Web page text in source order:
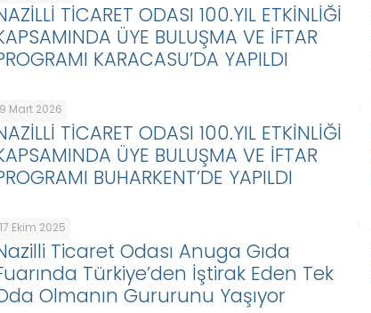
TİCARET ODASI 100.YIL ETKİNLİĞİ
ÜYE BULUŞMA VE İFTAR
KARACASU’DA YAPILDI
9 Mart 2026
TİCARET ODASI 100.YIL ETKİNLİĞİ
ÜYE BULUŞMA VE İFTAR
BUHARKENT’DE YAPILDI
17 Ekim 2025
Ticaret Odası Anuga Gıda
Türkiye’den İştirak Eden Tek
Olmanın Gururunu Yaşıyor